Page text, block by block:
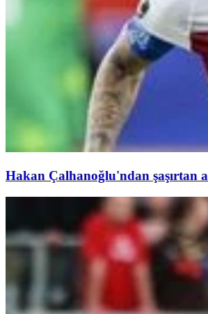
Hakan Çalhanoğlu'ndan şaşırtan